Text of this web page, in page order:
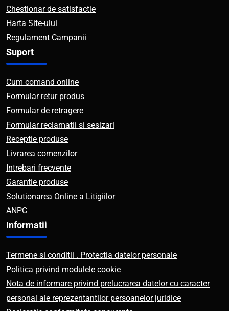
Chestionar de satisfactie
Harta Site-ului
Regulament Campanii
Suport
Cum comand online
Formular retur produs
Formular de retragere
Formular reclamatii si sesizari
Receptie produse
Livrarea comenzilor
Intrebari frecvente
Garantie produse
Solutionarea Online a Litigiilor
ANPC
Informatii
Termene si conditii . Protectia datelor personale
Politica privind modulele cookie
Nota de informare privind prelucrarea datelor cu caracter
personal ale reprezentantilor persoanelor juridice